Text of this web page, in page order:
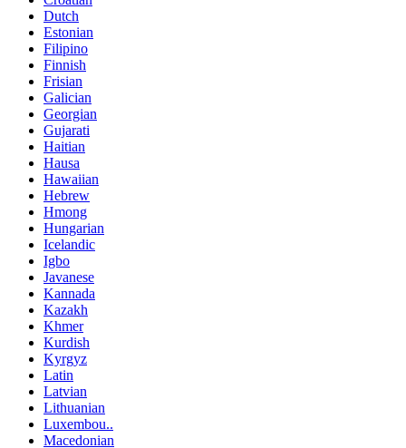
Dutch
Estonian
Filipino
Finnish
Frisian
Galician
Georgian
Gujarati
Haitian
Hausa
Hawaiian
Hebrew
Hmong
Hungarian
Icelandic
Igbo
Javanese
Kannada
Kazakh
Khmer
Kurdish
Kyrgyz
Latin
Latvian
Lithuanian
Luxembou..
Macedonian